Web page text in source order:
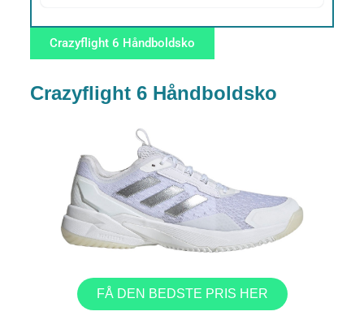
Crazyflight 6 Håndboldsko
Crazyflight 6 Håndboldsko
FÅ DEN BEDSTE PRIS HER